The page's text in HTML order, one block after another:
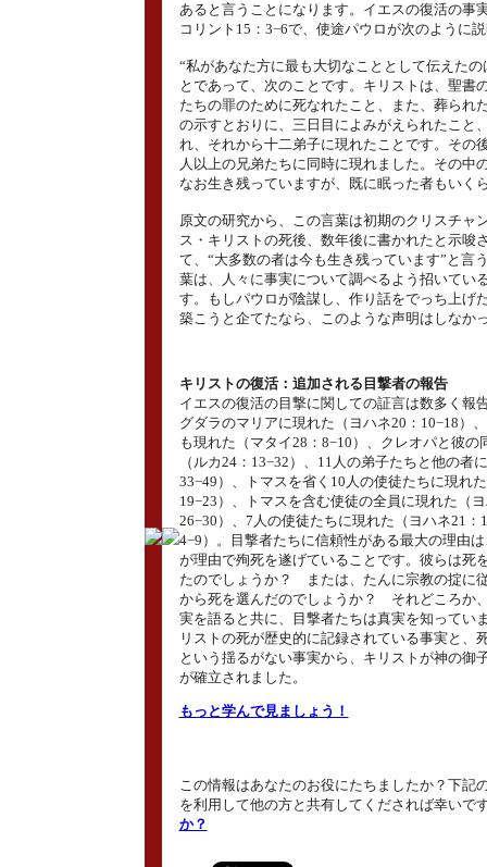
あると言うことになります。イエスの復活の事
コリント15：3−6で、使途パウロが次のように
“私があなた方に最も大切なこととして伝えた
とであって、次のことです。キリストは、聖書
たちの罪のために死なれたこと、また、葬られ
の示すとおりに、三日目によみがえられたこと
れ、それから十二弟子に現れたことです。その
人以上の兄弟たちに同時に現れました。その中
なお生き残っていますが、既に眠った者もいく
原文の研究から、この言葉は初期のクリスチャ
ス・キリストの死後、数年後に書かれたと示唆
て、“大多数の者は今も生き残っています”と言
葉は、人々に事実について調べるよう招いてい
す。もしパウロが陰謀し、作り話をでっち上げ
築こうと企てたなら、このような声明はしなか
キリストの復活：追加される目撃者の報告
イエスの復活の目撃に関しての証言は数多く報
グダラのマリアに現れた（ヨハネ20：10−18）
も現れた（マタイ28：8−10）、クレオパと彼の
（ルカ24：13−32）、11人の弟子たちと他の者
33−49）、トマスを省く10人の使徒たちに現れ
19−23）、トマスを含む使徒の全員に現れた（
26−30）、7人の使徒たちに現れた（ヨハネ21：
4−9）。目撃者たちに信頼性がある最大の理由
が理由で殉死を遂げていることです。彼らは死
たのでしょうか？ または、たんに宗教の掟に
から死を選んだのでしょうか？ それどころか
実を語ると共に、目撃者たちは真実を知ってい
リストの死が歴史的に記録されている事実と、
という揺るがない事実から、キリストが神の御
が確立されました。
もっと学んで見ましょう！
この情報はあなたのお役にたちましたか？下記
を利用して他の方と共有してくだされば幸いで
か？